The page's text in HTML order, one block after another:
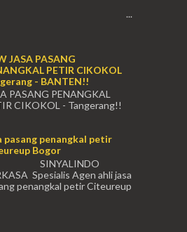
JASA PASANG
PETIR CIKOKOL
- BANTEN!!
PASANG PENANGKAL
CIKOKOL - Tangerang!!
...
pasang penangkal petir
Bogor
Spesialis Agen ahli jasa
penangkal petir Citeureup